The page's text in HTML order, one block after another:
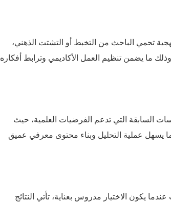
الباحث من التخبط أو التشتت الذهني،
ما يضمن تنظيم العمل الأكاديمي وترابط أفكاره
السابقة التي تدعم الفرضيات العلمية، حيث
يسهل عملية التحليل وبناء محتوى معرفي عميق
يكون الاختيار مدروس بعناية، تأتي النتائج